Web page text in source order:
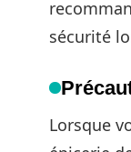
sécurité
Lorsque